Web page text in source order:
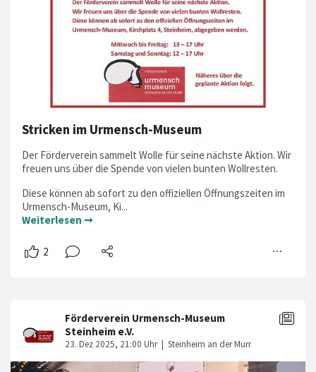
Stricken im Urmensch-Museum
Der Förderverein sammelt Wolle für seine nächste Aktion. Wir
freuen uns über die Spende von vielen bunten Wollresten.
Diese können ab sofort zu den offiziellen Öffnungszeiten im
Urmensch-Museum, Ki...
Weiterlesen ➞